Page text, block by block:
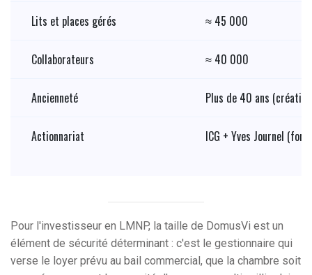
Lits et places gérés ≈ 45 000
Collaborateurs ≈ 40 000
Ancienneté Plus de 40 ans
Actionnariat ICG + Yves Journel
Pour l'investisseur en LMNP, la taille de DomusVi est un
élément de sécurité déterminant : c'est le gestionnaire qui
verse le loyer prévu au bail commercial, que la chambre soit